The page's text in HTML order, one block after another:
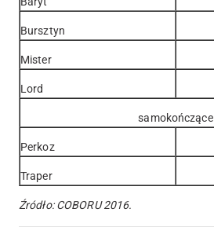
Bursztyn
Mister
Lord
samokończące
Perkoz
Traper
Źródło: COBORU 2016.